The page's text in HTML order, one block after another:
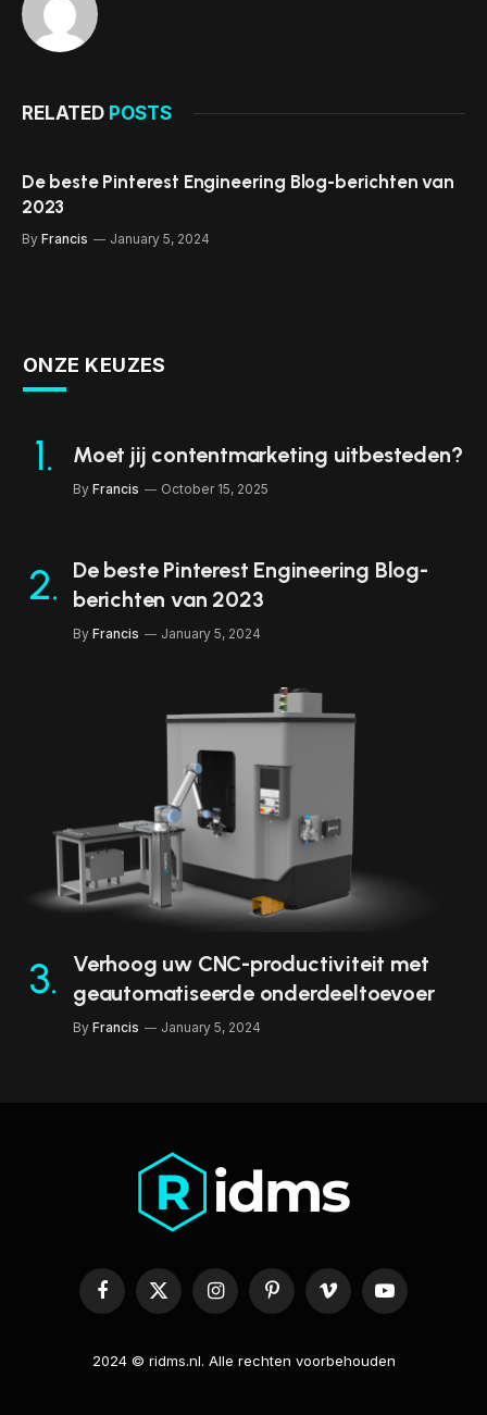
RELATED POSTS
De beste Pinterest Engineering Blog-berichten van
2023
By Francis January 5, 2024
ONZE KEUZES
Moet jij contentmarketing uitbesteden?
By Francis October 15, 2025
De beste Pinterest Engineering Blog-
berichten van 2023
By Francis January 5, 2024
Verhoog uw CNC-productiviteit met
geautomatiseerde onderdeeltoevoer
By Francis January 5, 2024
Facebook
X
InstagramPinterestVimeo YouTube
2024 © ridms.nl. Alle rechten voorbehouden